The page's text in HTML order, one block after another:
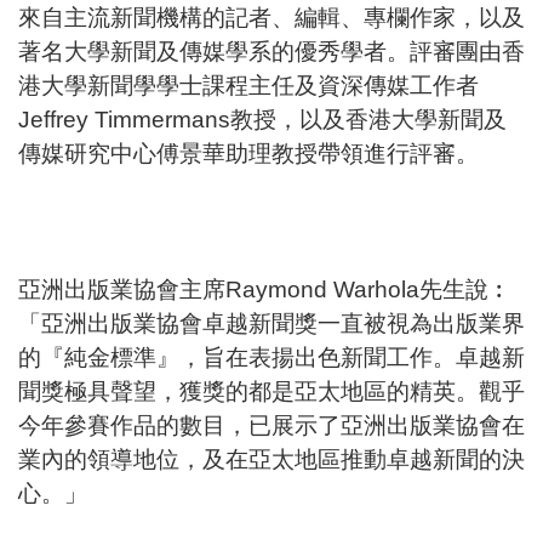
來自主流新聞機構的記者、編輯、專欄作家，以及
著名大學新聞及傳媒學系的優秀學者。評審團由香
港大學新聞學學士課程主任及資深傳媒工作者
Jeffrey Timmermans教授，以及香港大學新聞及
傳媒研究中心傅景華助理教授帶領進行評審。
亞洲出版業協會主席Raymond Warhola先生說︰
「亞洲出版業協會卓越新聞獎一直被視為出版業界
的『純金標準』，旨在表揚出色新聞工作。卓越新
聞獎極具聲望，獲獎的都是亞太地區的精英。觀乎
今年參賽作品的數目，已展示了亞洲出版業協會在
業內的領導地位，及在亞太地區推動卓越新聞的決
心。」